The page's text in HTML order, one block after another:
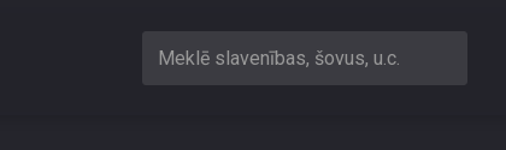
Meklē slavenības, šovus, u.c.